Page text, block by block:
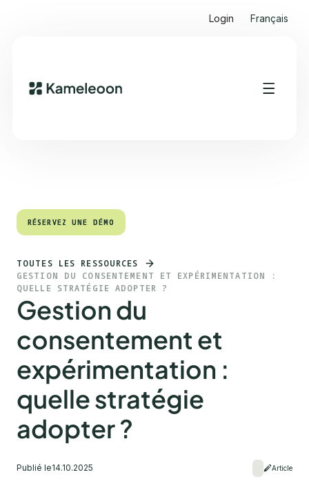
Login Français
Sommaire
RÉSERVEZ UNE DÉMO
RÉSERVEZ UNE DÉMO
TOUTES LES RESSOURCES
GESTION DU CONSENTEMENT ET EXPÉRIMENTATION :
QUELLE STRATÉGIE ADOPTER ?
Gestion du
consentement et
expérimentation :
quelle stratégie
adopter ?
Publié le14.10.2025 Article